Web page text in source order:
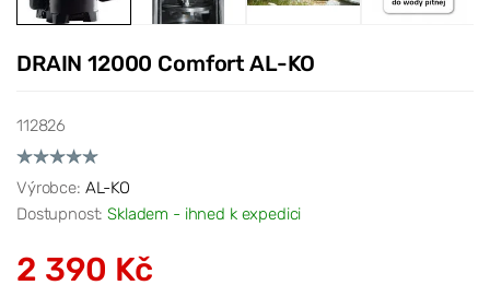
DRAIN 12000 Comfort AL-KO
112826
Výrobce: AL-KO
Dostupnost:Skladem - ihned k expedici
2 390 Kč